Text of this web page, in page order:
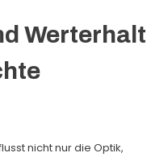
Werterhalt
nicht nur die Optik,